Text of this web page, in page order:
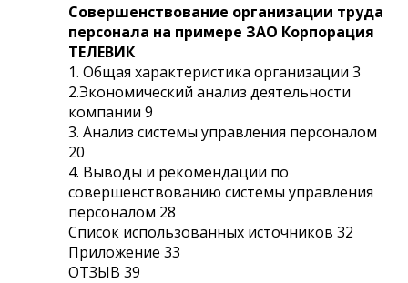
Совершенствование организации труда
персонала на примере ЗАО Корпорация
ТЕЛЕВИК
1. Общая характеристика организации 3
2.Экономический анализ деятельности
компании 9
3. Анализ системы управления персоналом
20
4. Выводы и рекомендации по
совершенствованию системы управления
персоналом 28
Список использованных источников 32
Приложение 33
ОТЗЫВ 39